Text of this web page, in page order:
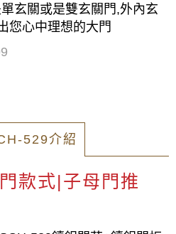
玄關或是雙玄關門,外內玄
您心中理想的大門
529介紹
款式|子母門推